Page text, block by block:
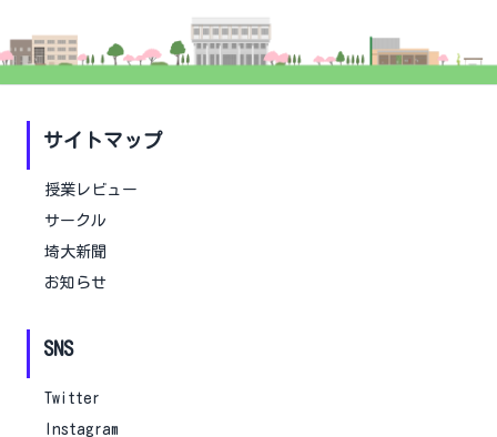
サイトマップ
授業レビュー
サークル
埼大新聞
お知らせ
SNS
Twitter
Instagram